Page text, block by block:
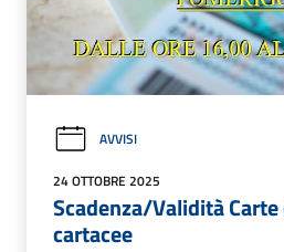
AVVISI
24 OTTOBRE 2025
Scadenza/Validità
cartacee